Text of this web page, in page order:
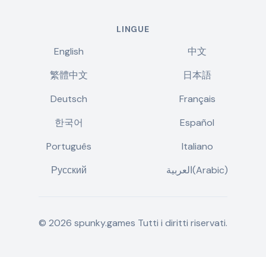
LINGUE
English
中文
繁體中文
日本語
Deutsch
Français
한국어
Español
Português
Italiano
Русский
العربية(Arabic)
© 2026 spunky.games Tutti i diritti riservati.